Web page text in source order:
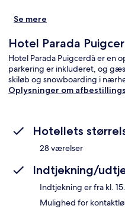
Se mere
Hotel Parada
Hotel Parada Puigcerdà er en
parkering er inkluderet, og
skiløb og snowboarding i
Oplysninger om
Hotellets
28 værelser
Indtjekning/
Indtjekning er fra kl.
Mulighed for